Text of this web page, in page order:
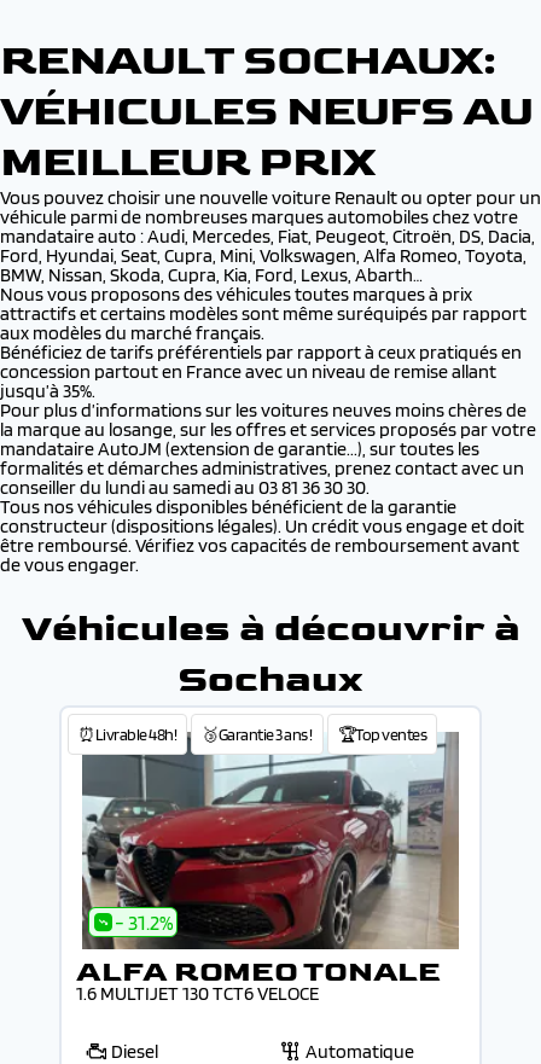
RENAULT SOCHAUX:
VÉHICULES NEUFS AU
MEILLEUR PRIX
Vous pouvez choisir une nouvelle voiture Renault ou opter pour un
véhicule parmi de nombreuses marques automobiles chez votre
mandataire auto : Audi, Mercedes, Fiat, Peugeot, Citroën, DS, Dacia,
Ford, Hyundai, Seat, Cupra, Mini, Volkswagen, Alfa Romeo, Toyota,
BMW, Nissan, Skoda, Cupra, Kia, Ford, Lexus, Abarth…
Nous vous proposons des véhicules toutes marques à prix
attractifs et certains modèles sont même suréquipés par rapport
aux modèles du marché français.
Bénéficiez de tarifs préférentiels par rapport à ceux pratiqués en
concession partout en France avec un niveau de remise allant
jusqu’à 35%.
Pour plus d’informations sur les voitures neuves moins chères de
la marque au losange, sur les offres et services proposés par votre
mandataire AutoJM (extension de garantie...), sur toutes les
formalités et démarches administratives, prenez contact avec un
conseiller du lundi au samedi au 03 81 36 30 30.
Tous nos véhicules disponibles bénéficient de la garantie
constructeur (dispositions légales). Un crédit vous engage et doit
être remboursé. Vérifiez vos capacités de remboursement avant
de vous engager.
Véhicules à découvrir à
Sochaux
⏰Livrable 48h! 🥉Garantie 3 ans ! 🏆Top ventes
- 31.2%
ALFA ROMEO TONALE
1.6 MULTIJET 130 TCT6 VELOCE
Diesel
Automatique